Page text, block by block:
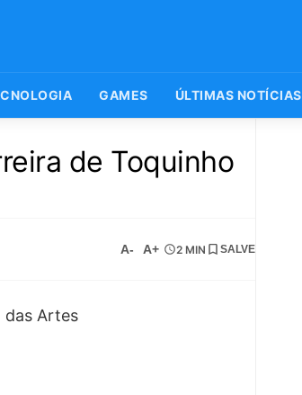
GAMES ÚLTIMAS NOTÍCIAS
de Toquinho
A- A+ 2 MIN SALVE